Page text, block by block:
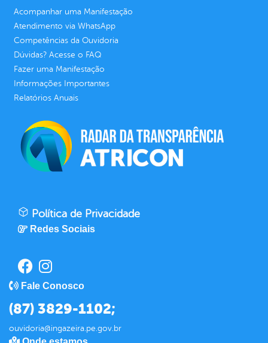
Acompanhar uma Manifestação
Atendimento via WhatsApp
Competências da Ouvidoria
Dúvidas? Acesse o FAQ
Fazer uma Manifestação
Informações Importantes
Relatórios Anuais
Política de Privacidade
Redes Sociais
Fale Conosco
(87) 3829-1102;
ouvidoria@ingazeira.pe.gov.br